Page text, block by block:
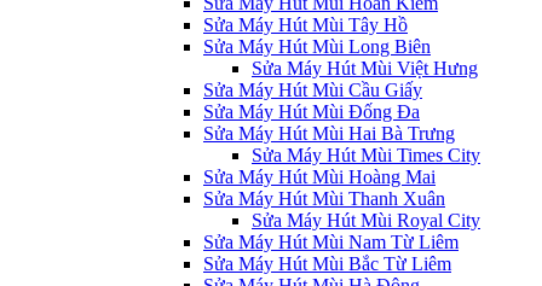
Sửa Máy Hút Mùi Tây Hồ
Sửa Máy Hút Mùi Long Biên
Sửa Máy Hút Mùi Việt Hưng
Sửa Máy Hút Mùi Cầu Giấy
Sửa Máy Hút Mùi Đống Đa
Sửa Máy Hút Mùi Hai Bà Trưng
Sửa Máy Hút Mùi Times City
Sửa Máy Hút Mùi Hoàng Mai
Sửa Máy Hút Mùi Thanh Xuân
Sửa Máy Hút Mùi Royal City
Sửa Máy Hút Mùi Nam Từ Liêm
Sửa Máy Hút Mùi Bắc Từ Liêm